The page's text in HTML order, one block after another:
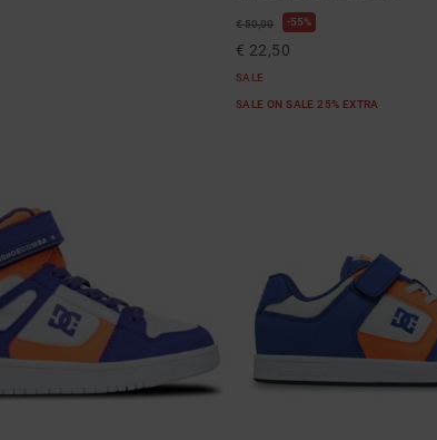
€ 50,00 55%
€ 22,50
SALE
SALE ON SALE 25% EXTRA